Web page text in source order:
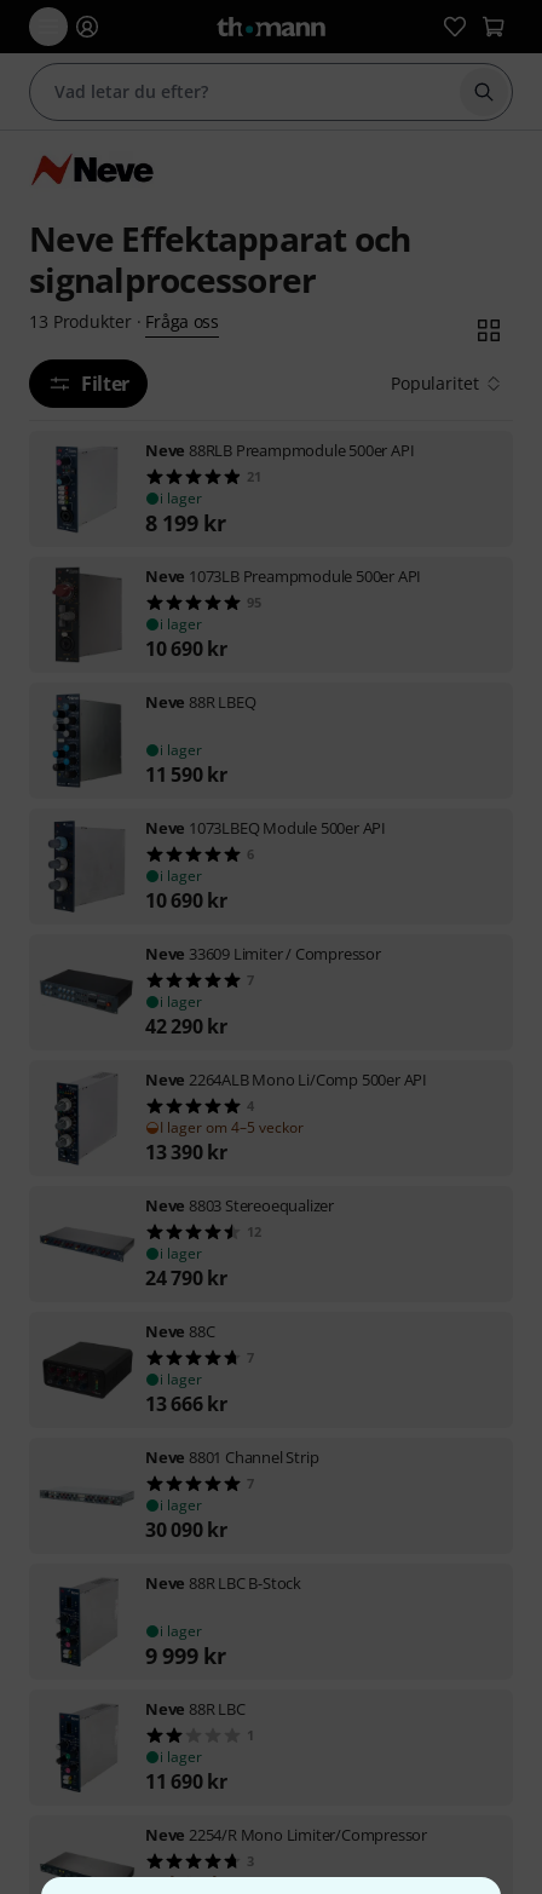
Börja
Neve Effektapparat och
signalprocessorer
13 Produkter· Fråga oss
Filter Popularitet
Neve 88RLB Preampmodule 500er API
21
i lager
8 199 kr
Neve 1073LB Preampmodule 500er API
95
i lager
10 690 kr
Neve 88R LBEQ
i lager
11 590 kr
Neve 1073LBEQ Module 500er API
6
i lager
10 690 kr
Neve 33609 Limiter / Compressor
7
i lager
42 290 kr
Neve 2264ALB Mono Li/Comp 500er API
4
I lager om 4–5 veckor
13 390 kr
Neve 8803 Stereoequalizer
12
i lager
24 790 kr
Neve 88C
7
i lager
13 666 kr
Neve 8801 Channel Strip
7
i lager
30 090 kr
Neve 88R LBC B-Stock
i lager
9 999 kr
Neve 88R LBC
1
i lager
11 690 kr
Neve 2254/R Mono Limiter/Compressor
3
på förfrågan